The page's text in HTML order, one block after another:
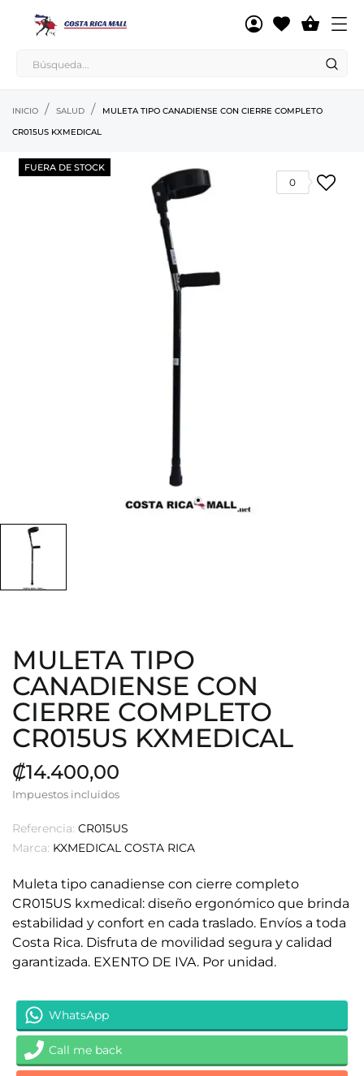

INICIO SALUD
MULETA TIPO CANADIENSE CON CIERRE COMPLETO
CR015US KXMEDICAL
FUERA DE STOCK
0
MULETA TIPO
CANADIENSE CON
CIERRE COMPLETO
CR015US KXMEDICAL
₡14.400,00
Impuestos incluidos
Referencia: CR015US
Marca: KXMEDICAL COSTA RICA
Muleta tipo canadiense con cierre completo
CR015US kxmedical: diseño ergonómico que brinda
estabilidad y confort en cada traslado. Envíos a toda
Costa Rica. Disfruta de movilidad segura y calidad
garantizada. EXENTO DE IVA. Por unidad.
WhatsApp
Call me back